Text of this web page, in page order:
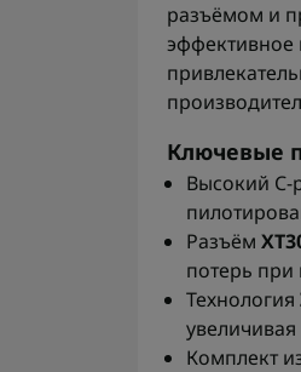
разъёмом и
эффективное
Ключевые
Высокий C-
Разъём
потерь при
Технология
Комплект